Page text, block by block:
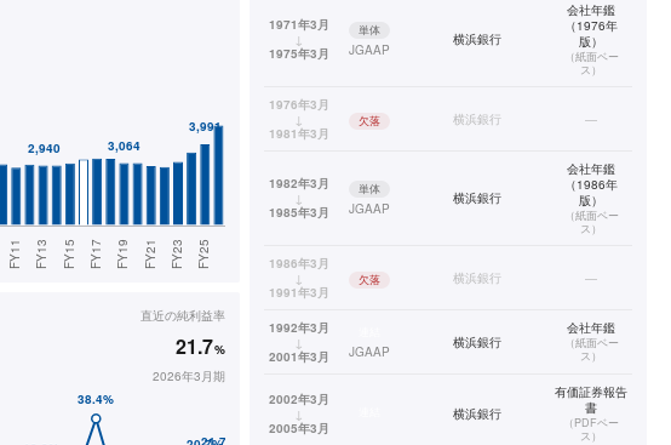
直近の純利益率
21.7%
2026年3月期
1971年3月
↓
1975年3月
単体
JGAAP
横浜銀行
会社年鑑
（1976年
版）
（紙面ベー
ス）
1976年3月
↓
1981年3月
欠落 横浜銀行 —
1982年3月
↓
1985年3月
単体
JGAAP
横浜銀行
会社年鑑
（1986年
版）
（紙面ベー
ス）
1986年3月
↓
1991年3月
欠落 横浜銀行 —
1992年3月
↓
2001年3月
JGAAP
横浜銀行
会社年鑑
（紙面ベー
ス）
2002年3月
↓
2005年3月
横浜銀行
有価証券報告
書
（PDFベー
ス）